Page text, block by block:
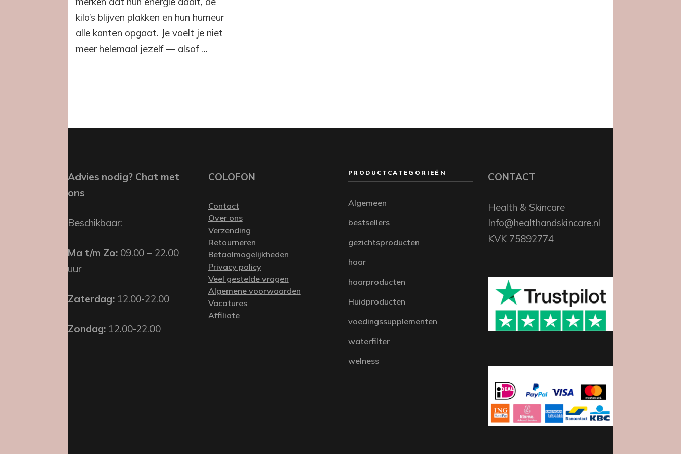
dag
in
met
kilo’s blijven plakken en hun humeur
alle kanten opgaat. Je voelt je niet
meer helemaal jezelf — alsof …
Advies nodig? Chat met
ons
Beschikbaar:
Ma t/m Zo: 09.00 – 22.00
uur
Zaterdag: 12.00-22.00
Zondag: 12.00-22.00
COLOFON
Contact
Over ons
Verzending
Retourneren
Betaalmogelijkheden
Privacy policy
Veel gestelde vragen
Algemene voorwaarden
Vacatures
Affiliate
PRODUCTCATEGORIEËN
Algemeen
bestsellers
gezichtsproducten
haar
haarproducten
Huidproducten
voedingssupplementen
waterfilter
welness
CONTACT
Health & Skincare
Info@healthandskincare.nl
KVK 75892774